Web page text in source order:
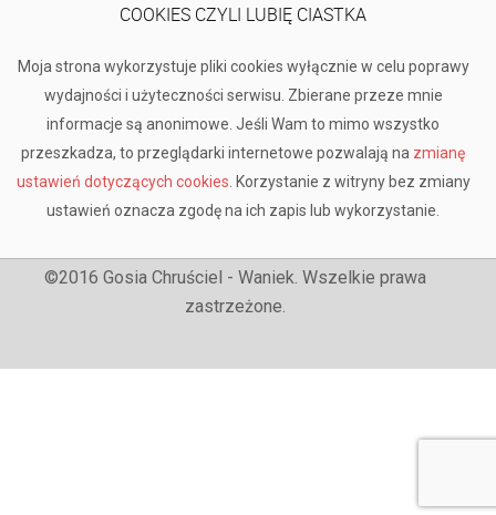
COOKIES CZYLI LUBIĘ CIASTKA
Moja strona wykorzystuje pliki cookies wyłącznie w celu poprawy
wydajności i użyteczności serwisu. Zbierane przeze mnie
informacje są anonimowe. Jeśli Wam to mimo wszystko
przeszkadza, to przeglądarki internetowe pozwalają na zmianę
ustawień dotyczących cookies . Korzystanie z witryny bez zmiany
ustawień oznacza zgodę na ich zapis lub wykorzystanie.
©2016 Gosia Chruściel - Waniek. Wszelkie prawa
zastrzeżone.